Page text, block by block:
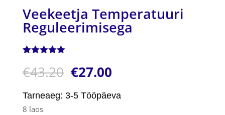
Veekeetja Temperatuuri
Reguleerimisega
5.00 /5
kliendi
põhjal
€43.20 €27.00
Tarneaeg: 3-5 Tööpäeva
8 laos